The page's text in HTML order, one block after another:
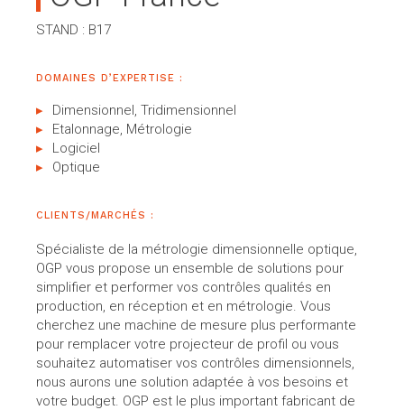
STAND : B17
DOMAINES D’EXPERTISE :
Dimensionnel, Tridimensionnel
Etalonnage, Métrologie
Logiciel
Optique
CLIENTS/MARCHÉS :
Spécialiste de la métrologie dimensionnelle optique,
OGP vous propose un ensemble de solutions pour
simplifier et performer vos contrôles qualités en
production, en réception et en métrologie. Vous
cherchez une machine de mesure plus performante
pour remplacer votre projecteur de profil ou vous
souhaitez automatiser vos contrôles dimensionnels,
nous aurons une solution adaptée à vos besoins et
votre budget. OGP est le plus important fabricant de